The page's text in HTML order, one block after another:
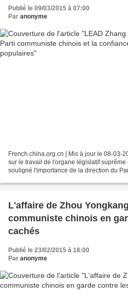
Publié le 09/03/2015 à 07:00
Par anonyme
French.china.org.cn | Mis à jour le 08-03-
sur le travail de l'organe législatif
souligné l'importance de la direction du
L'affaire de Zhou
communiste chinois en garde contre les "tigres"
cachés
Publié le 23/02/2015 à 18:00
Par anonyme